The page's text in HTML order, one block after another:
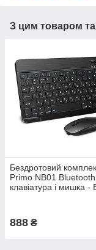
З цим товаром
Бездротовий
Primo NB01 Bluetooth
клавіатура і мишка -
888 ₴